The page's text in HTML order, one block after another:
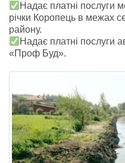
Надає платні послуги
річки Коропець в межах
району.
Надає платні послуги
«Проф Буд».